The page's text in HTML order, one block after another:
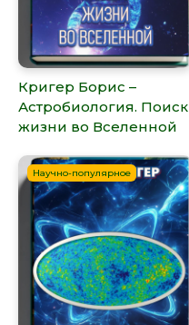
Кригер Борис –
Астробиология. Поиск
жизни во Вселенной
Научно-популярное